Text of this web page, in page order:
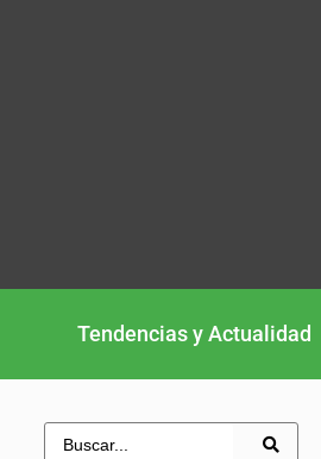
Tendencias y Actualidad